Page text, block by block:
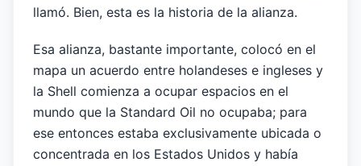
llamó. Bien, esta es la historia de la alianza.
Esa alianza, bastante importante, colocó en el
mapa un acuerdo entre holandeses e ingleses y
la Shell comienza a ocupar espacios en el
mundo que la Standard Oil no ocupaba; para
ese entonces estaba exclusivamente ubicada o
concentrada en los Estados Unidos y había